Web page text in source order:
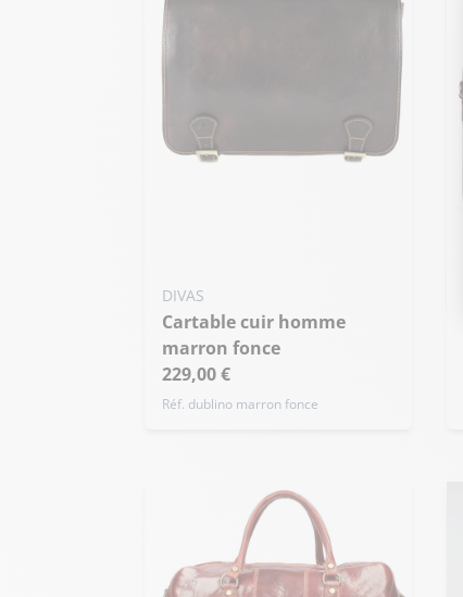
DIVAS
cartable cuir homme
marron fonce
229,00 €
Réf. dublino marron fonce